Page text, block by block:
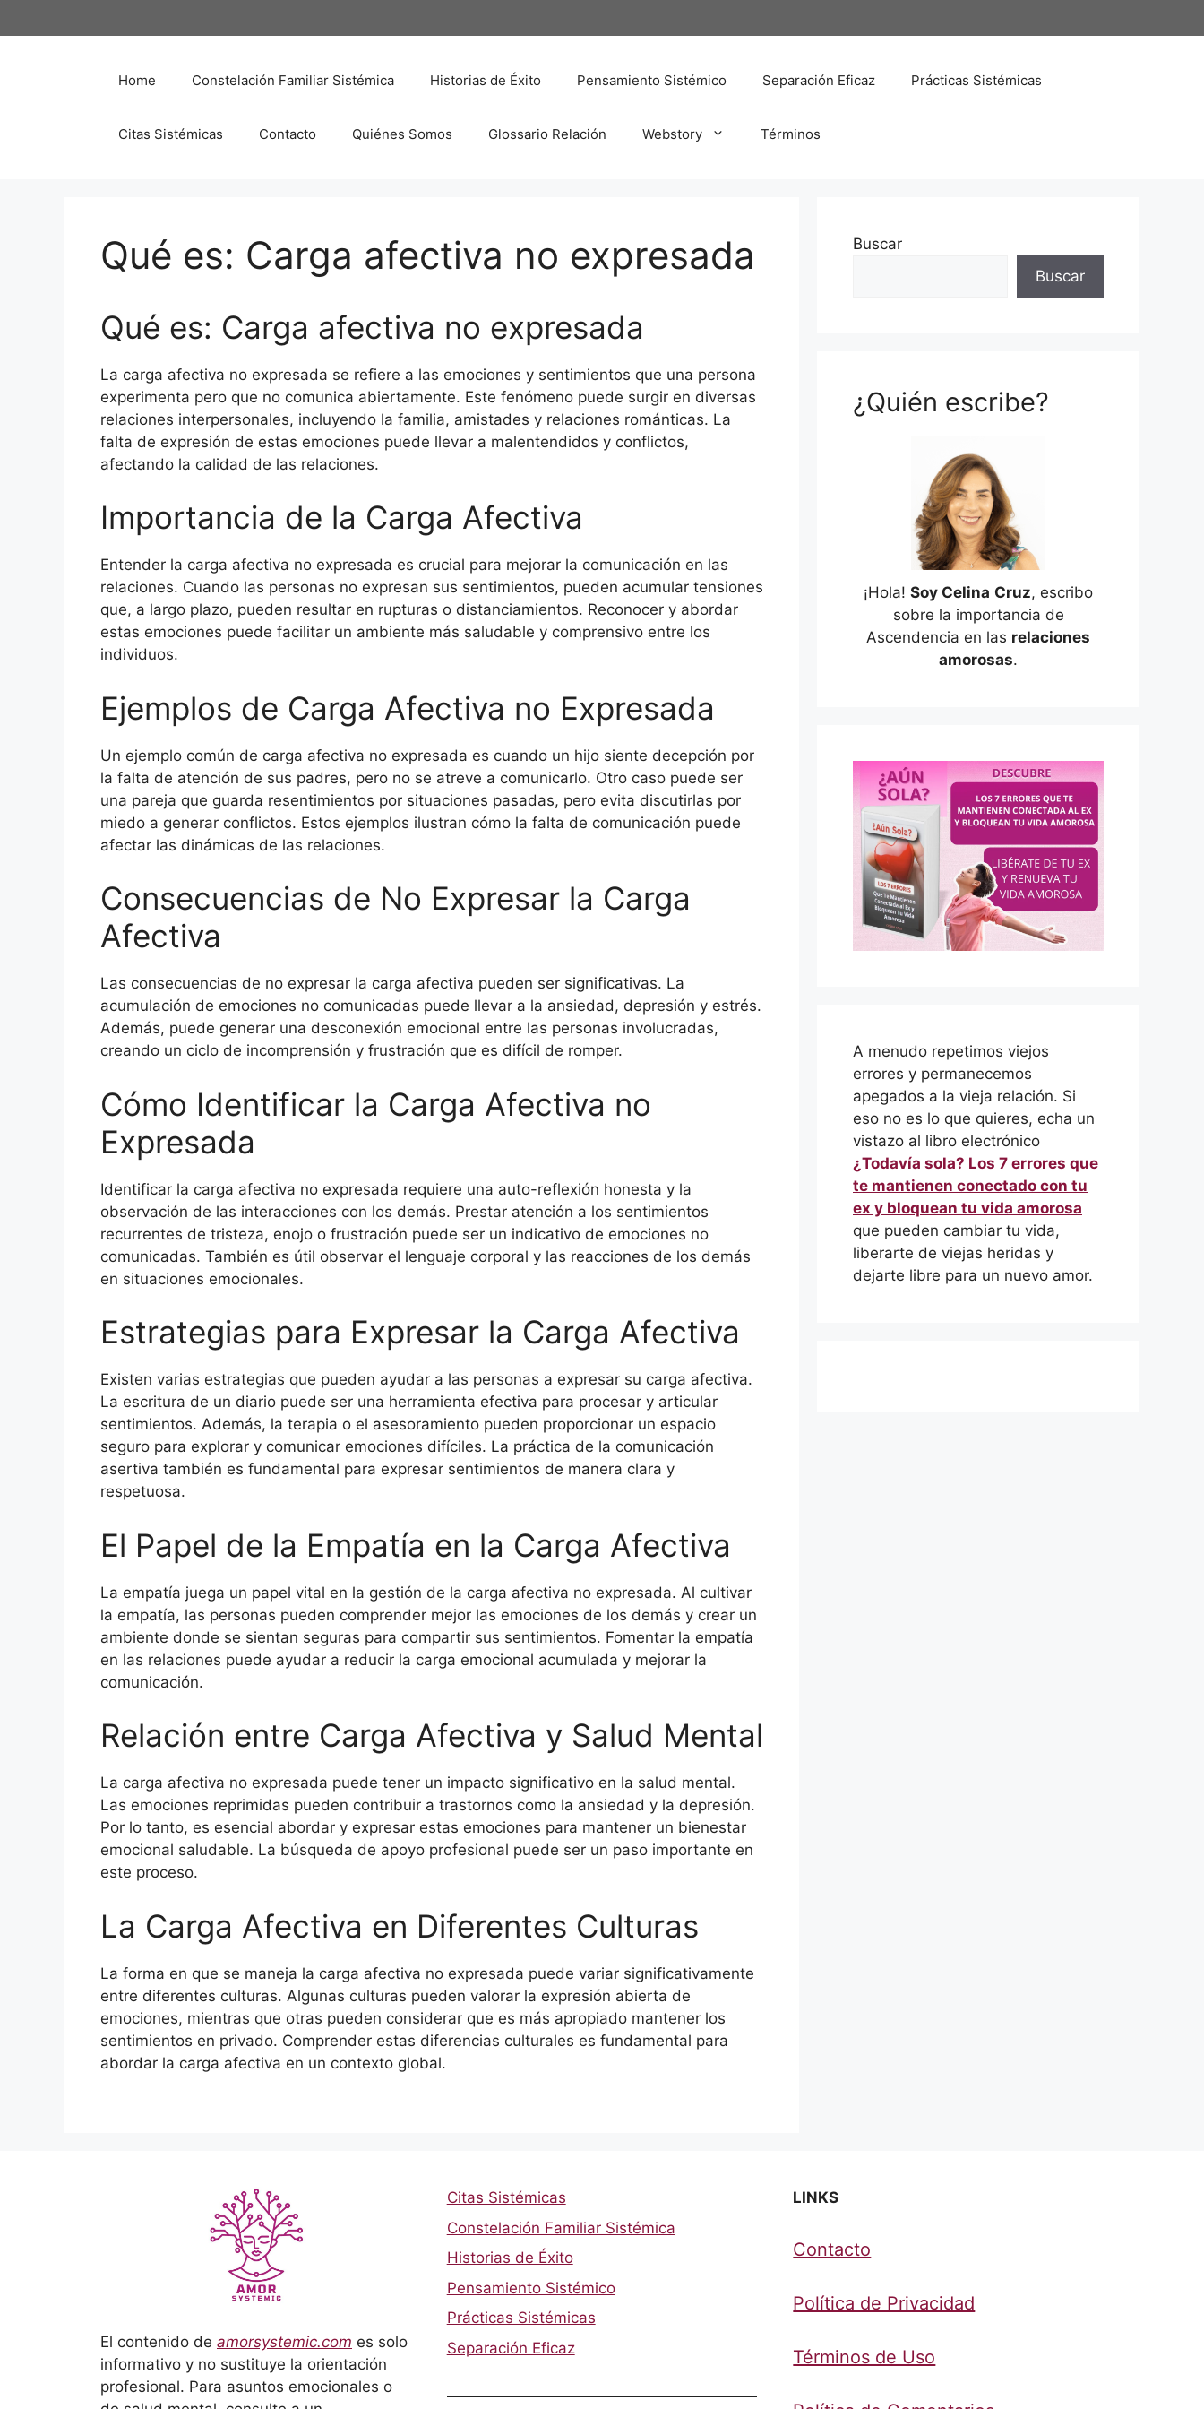
al
Home Constelación Familiar Sistémica Historias de Éxito Pensamiento Sistémico Separación Eficaz Prácticas Sistémicas
Citas Sistémicas Contacto Quiénes Somos Glossario Relación Webstory Términos
Qué es: Carga afectiva no expresada
Qué es: Carga afectiva no expresada
La carga afectiva no expresada se refiere a las emociones y sentimientos que una persona
experimenta pero que no comunica abiertamente. Este fenómeno puede surgir en diversas
relaciones interpersonales, incluyendo la familia, amistades y relaciones románticas. La
falta de expresión de estas emociones puede llevar a malentendidos y conflictos,
afectando la calidad de las relaciones.
Importancia de la Carga Afectiva
Entender la carga afectiva no expresada es crucial para mejorar la comunicación en las
relaciones. Cuando las personas no expresan sus sentimientos, pueden acumular tensiones
que, a largo plazo, pueden resultar en rupturas o distanciamientos. Reconocer y abordar
estas emociones puede facilitar un ambiente más saludable y comprensivo entre los
individuos.
Ejemplos de Carga Afectiva no Expresada
Un ejemplo común de carga afectiva no expresada es cuando un hijo siente decepción por
la falta de atención de sus padres, pero no se atreve a comunicarlo. Otro caso puede ser
una pareja que guarda resentimientos por situaciones pasadas, pero evita discutirlas por
miedo a generar conflictos. Estos ejemplos ilustran cómo la falta de comunicación puede
afectar las dinámicas de las relaciones.
Consecuencias de No Expresar la Carga
Afectiva
Las consecuencias de no expresar la carga afectiva pueden ser significativas. La
acumulación de emociones no comunicadas puede llevar a la ansiedad, depresión y estrés.
Además, puede generar una desconexión emocional entre las personas involucradas,
creando un ciclo de incomprensión y frustración que es difícil de romper.
Cómo Identificar la Carga Afectiva no
Expresada
Identificar la carga afectiva no expresada requiere una auto-reflexión honesta y la
observación de las interacciones con los demás. Prestar atención a los sentimientos
recurrentes de tristeza, enojo o frustración puede ser un indicativo de emociones no
comunicadas. También es útil observar el lenguaje corporal y las reacciones de los demás
en situaciones emocionales.
Estrategias para Expresar la Carga Afectiva
Existen varias estrategias que pueden ayudar a las personas a expresar su carga afectiva.
La escritura de un diario puede ser una herramienta efectiva para procesar y articular
sentimientos. Además, la terapia o el asesoramiento pueden proporcionar un espacio
seguro para explorar y comunicar emociones difíciles. La práctica de la comunicación
asertiva también es fundamental para expresar sentimientos de manera clara y
respetuosa.
El Papel de la Empatía en la Carga Afectiva
La empatía juega un papel vital en la gestión de la carga afectiva no expresada. Al cultivar
la empatía, las personas pueden comprender mejor las emociones de los demás y crear un
ambiente donde se sientan seguras para compartir sus sentimientos. Fomentar la empatía
en las relaciones puede ayudar a reducir la carga emocional acumulada y mejorar la
comunicación.
Relación entre Carga Afectiva y Salud Mental
La carga afectiva no expresada puede tener un impacto significativo en la salud mental.
Las emociones reprimidas pueden contribuir a trastornos como la ansiedad y la depresión.
Por lo tanto, es esencial abordar y expresar estas emociones para mantener un bienestar
emocional saludable. La búsqueda de apoyo profesional puede ser un paso importante en
este proceso.
La Carga Afectiva en Diferentes Culturas
La forma en que se maneja la carga afectiva no expresada puede variar significativamente
entre diferentes culturas. Algunas culturas pueden valorar la expresión abierta de
emociones, mientras que otras pueden considerar que es más apropiado mantener los
sentimientos en privado. Comprender estas diferencias culturales es fundamental para
abordar la carga afectiva en un contexto global.
Buscar
Buscar
¿Quién escribe?
¡Hola! Soy Celina Cruz, escribo
sobre la importancia de
Ascendencia en las relaciones
amorosas.
A menudo repetimos viejos
errores y permanecemos
apegados a la vieja relación. Si
eso no es lo que quieres, echa un
vistazo al libro electrónico
¿Todavía sola? Los 7 errores que
te mantienen conectado con tu
ex y bloquean tu vida amorosa
que pueden cambiar tu vida,
liberarte de viejas heridas y
dejarte libre para un nuevo amor.
El contenido de amorsystemic.com es solo
informativo y no sustituye la orientación
profesional. Para asuntos emocionales o
Citas Sistémicas
Constelación Familiar Sistémica
Historias de Éxito
Pensamiento Sistémico
Prácticas Sistémicas
Separación Eficaz
LINKS
Contacto
Política de Privacidad
Términos de Uso